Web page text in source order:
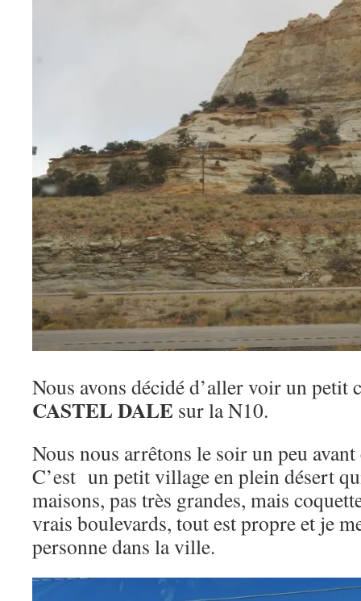
Nous avons décidé d’aller voir un petit
CASTEL DALE sur la N10.
Nous nous arrêtons le soir un peu
C’est un petit village en plein désert
maisons, pas très grandes, mais
vrais boulevards, tout est propre et je
personne dans la ville.